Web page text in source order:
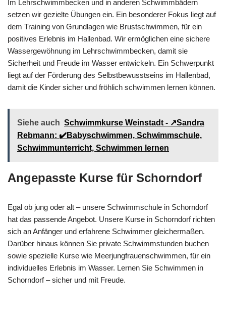
Im Lehrschwimmbecken und in anderen Schwimmbädern
setzen wir gezielte Übungen ein. Ein besonderer Fokus liegt auf
dem Training von Grundlagen wie Brustschwimmen, für ein
positives Erlebnis im Hallenbad. Wir ermöglichen eine sichere
Wassergewöhnung im Lehrschwimmbecken, damit sie
Sicherheit und Freude im Wasser entwickeln. Ein Schwerpunkt
liegt auf der Förderung des Selbstbewusstseins im Hallenbad,
damit die Kinder sicher und fröhlich schwimmen lernen können.
Siehe auch Schwimmkurse Weinstadt - ↗️Sandra
Rebmann: ✔️Babyschwimmen, Schwimmschule,
Schwimmunterricht, Schwimmen lernen
Angepasste Kurse für Schorndorf
Egal ob jung oder alt – unsere Schwimmschule in Schorndorf
hat das passende Angebot. Unsere Kurse in Schorndorf richten
sich an Anfänger und erfahrene Schwimmer gleichermaßen.
Darüber hinaus können Sie private Schwimmstunden buchen
sowie spezielle Kurse wie Meerjungfrauenschwimmen, für ein
individuelles Erlebnis im Wasser. Lernen Sie Schwimmen in
Schorndorf – sicher und mit Freude.